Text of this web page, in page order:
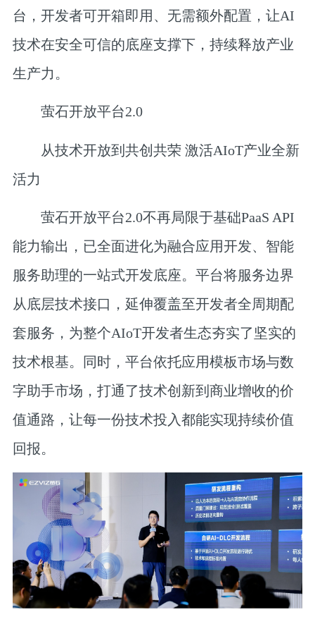
台，开发者可开箱即用、无需额外配置，让AI
技术在安全可信的底座支撑下，持续释放产业
生产力。
萤石开放平台2.0
从技术开放到共创共荣 激活AIoT产业全新
活力
萤石开放平台2.0不再局限于基础PaaS API
能力输出，已全面进化为融合应用开发、智能
服务助理的一站式开发底座。平台将服务边界
从底层技术接口，延伸覆盖至开发者全周期配
套服务，为整个AIoT开发者生态夯实了坚实的
技术根基。同时，平台依托应用模板市场与数
字助手市场，打通了技术创新到商业增收的价
值通路，让每一份技术投入都能实现持续价值
回报。